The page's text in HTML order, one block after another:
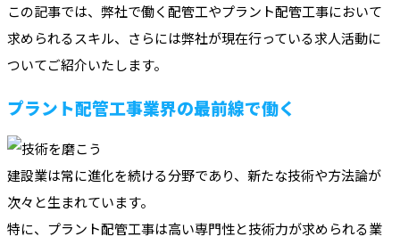
この記事では、弊社で働く配管工やプラント配管工事において
求められるスキル、さらには弊社が現在行っている求人活動に
ついてご紹介いたします。
プラント配管工事業界の最前線で働く
建設業は常に進化を続ける分野であり、新たな技術や方法論が
次々と生まれています。
特に、プラント配管工事は高い専門性と技術力が求められる業